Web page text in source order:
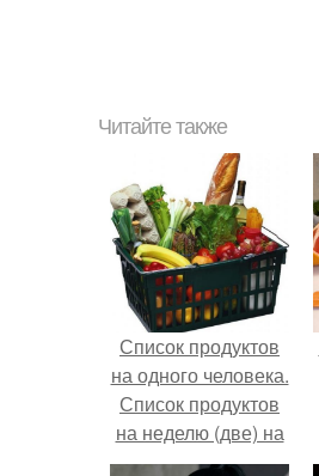
Читайте также
Список продуктов
на одного человека.
Список продуктов
на неделю (две) на
1 человека.